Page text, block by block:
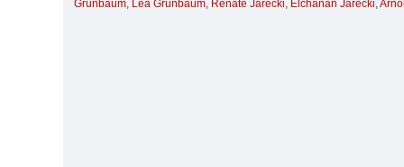
Grünbaum, Lea Grünbaum, Renate Jarecki, Elchanan Jarecki,